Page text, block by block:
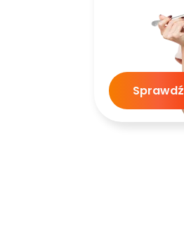
Sprawdź